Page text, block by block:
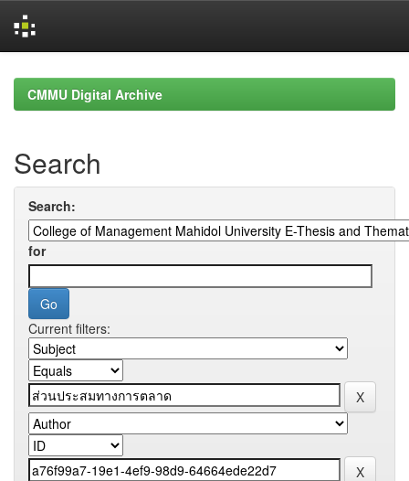
navigationCMMU Digital Archive
Search
Search:
for
Current filters: